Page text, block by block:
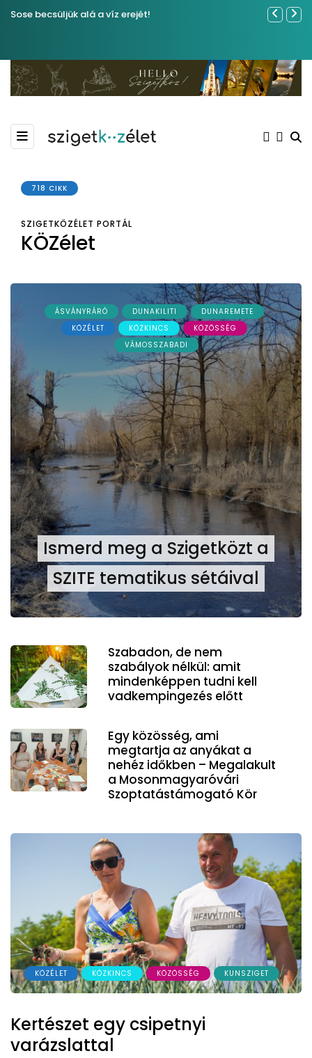
Sose becsüljük alá a víz erejét!
Közel
718 CIKK
SZIGETKÖZÉLET PORTÁL
KÖZélet
ÁSVÁNYRÁRÓ DUNAKILITI
DUNAREMETE
KÖZÉLET
KÖZKINCS
KÖZÖSSÉG
VÁMOSSZABADI
Ismerd meg a Szigetközt a
SZITE tematikus sétáival
Szabadon, de nem
szabályok nélkül: amit
mindenképpen tudni kell
vadkempingezés előtt
Egy közösség, ami
megtartja az anyákat a
nehéz időkben – Megalakult
a Mosonmagyaróvári
Szoptatástámogató Kör
KÖZÉLET KÖZKINCS KÖZÖSSÉG KUNSZIGET
Kertészet egy csipetnyi
varázslattal